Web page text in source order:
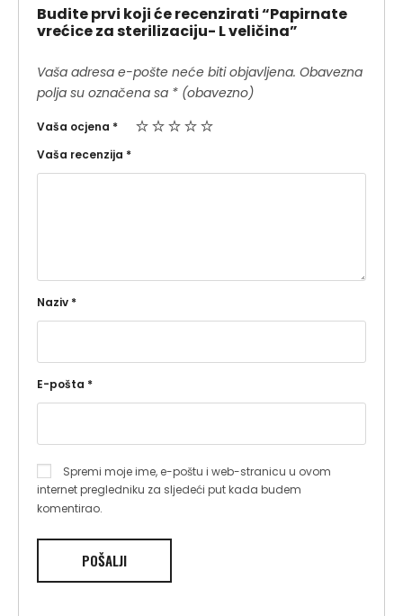
Budite prvi koji će recenzirati “Papirnate
vrećice za sterilizaciju- L veličina”
Vaša adresa e-pošte neće biti objavljena. Obavezna
polja su označena sa * (obavezno)
Vaša ocjena *
Vaša recenzija *
Naziv *
E-pošta *
Spremi moje ime, e-poštu i web-stranicu u ovom
internet pregledniku za sljedeći put kada budem
komentirao.